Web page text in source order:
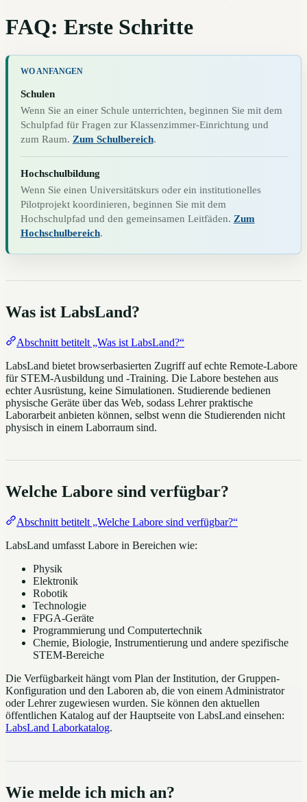
FAQ: Erste Schritte
WO ANFANGEN
Schulen
Wenn Sie an einer Schule unterrichten, beginnen Sie mit dem
Schulpfad für Fragen zur Klassenzimmer-Einrichtung und
zum Raum. Zum Schulbereich.
Hochschulbildung
Wenn Sie einen Universitätskurs oder ein institutionelles
Pilotprojekt koordinieren, beginnen Sie mit dem
Hochschulpfad und den gemeinsamen Leitfäden. Zum
Hochschulbereich.
Was ist LabsLand?
Abschnitt betitelt „Was ist LabsLand?“
LabsLand bietet browserbasierten Zugriff auf echte Remote-Labore
für STEM-Ausbildung und -Training. Die Labore bestehen aus
echter Ausrüstung, keine Simulationen. Studierende bedienen
physische Geräte über das Web, sodass Lehrer praktische
Laborarbeit anbieten können, selbst wenn die Studierenden nicht
physisch in einem Laborraum sind.
Welche Labore sind verfügbar?
Abschnitt betitelt „Welche Labore sind verfügbar?“
LabsLand umfasst Labore in Bereichen wie:
Physik
Elektronik
Robotik
Technologie
FPGA-Geräte
Programmierung und Computertechnik
Chemie, Biologie, Instrumentierung und andere spezifische
STEM-Bereiche
Die Verfügbarkeit hängt vom Plan der Institution, der Gruppen-
Konfiguration und den Laboren ab, die von einem Administrator
oder Lehrer zugewiesen wurden. Sie können den aktuellen
öffentlichen Katalog auf der Hauptseite von LabsLand einsehen:
LabsLand Laborkatalog.
Wie melde ich mich an?